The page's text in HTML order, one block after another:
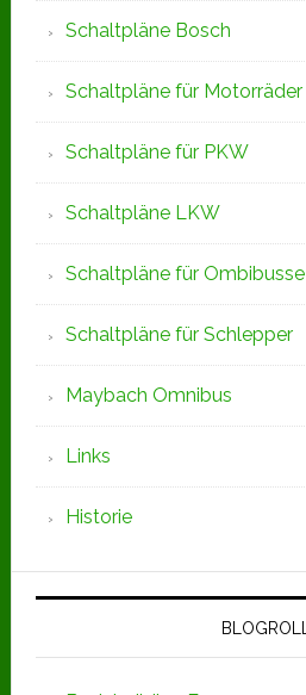
Schaltpläne Bosch
Schaltpläne für Motorräder
Schaltpläne für PKW
Schaltpläne LKW
Schaltpläne für Ombibusse
Schaltpläne für Schlepper
Maybach Omnibus
Links
Historie
BLOGROLL